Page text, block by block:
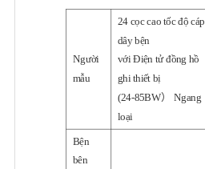
Người
mẫu
24 cọc cao tốc độ cáp
dây bện
với Điện tử đồng hồ
ghi thiết bị
(24-85BW） Ngang
loại
Bện
bên